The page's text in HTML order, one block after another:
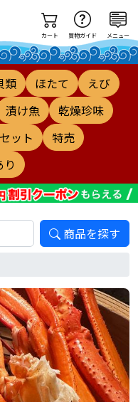
カート 買物ガイド メニュー
類 ほたて
えび
漬け魚
乾燥珍味
ット
特売
商品を探す